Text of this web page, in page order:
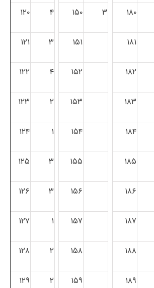
۱۸۰ ۳ ۱۵۰ ۴ ۱۲۰
۱۸۱ ۱۵۱ ۳ ۱۲۱
۱۸۲ ۱۵۲ ۴ ۱۲۲
۱۸۳ ۱۵۳ ۲ ۱۲۳
۱۸۴ ۱۵۴ ۱ ۱۲۴
۱۸۵ ۱۵۵ ۳ ۱۲۵
۱۸۶ ۱۵۶ ۳ ۱۲۶
۱۸۷ ۱۵۷ ۱ ۱۲۷
۱۸۸ ۱۵۸ ۲ ۱۲۸
۱۸۹ ۱۵۹ ۲ ۱۲۹